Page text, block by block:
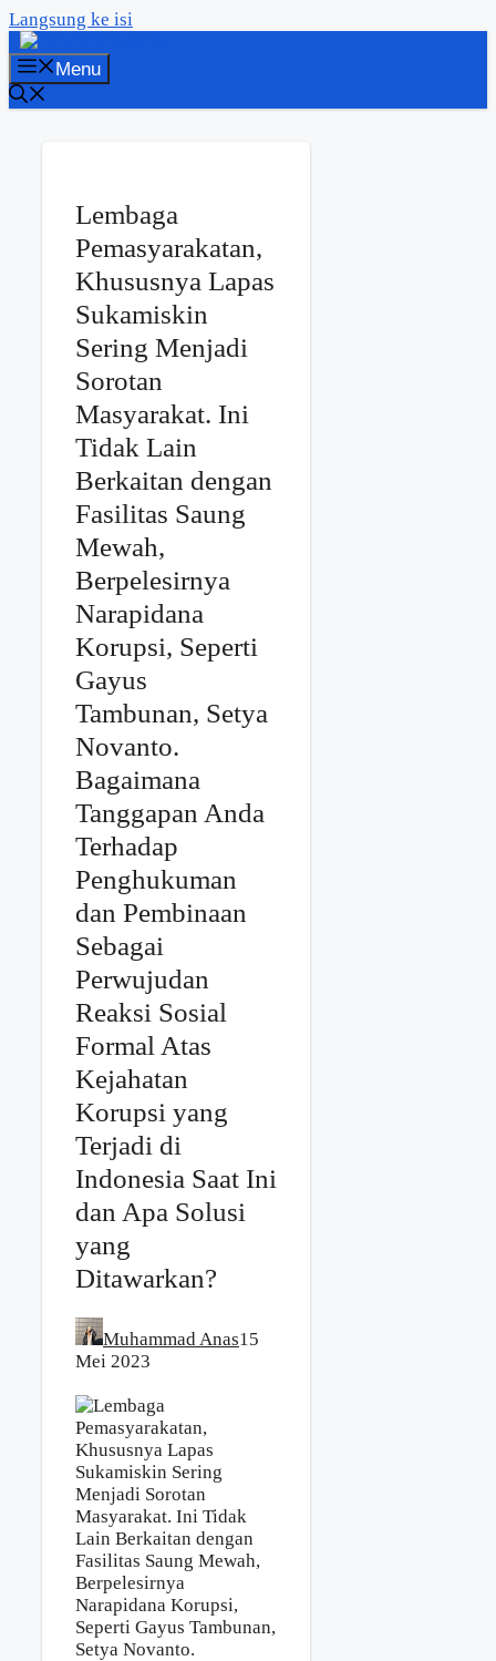
Langsung ke isi
Menu
Lembaga
Pemasyarakatan,
Khususnya Lapas
Sukamiskin
Sering Menjadi
Sorotan
Masyarakat. Ini
Tidak Lain
Berkaitan dengan
Fasilitas Saung
Mewah,
Berpelesirnya
Narapidana
Korupsi, Seperti
Gayus
Tambunan, Setya
Novanto.
Bagaimana
Tanggapan Anda
Terhadap
Penghukuman
dan Pembinaan
Sebagai
Perwujudan
Reaksi Sosial
Formal Atas
Kejahatan
Korupsi yang
Terjadi di
Indonesia Saat Ini
dan Apa Solusi
yang
Ditawarkan?
Muhammad Anas15
Mei 2023